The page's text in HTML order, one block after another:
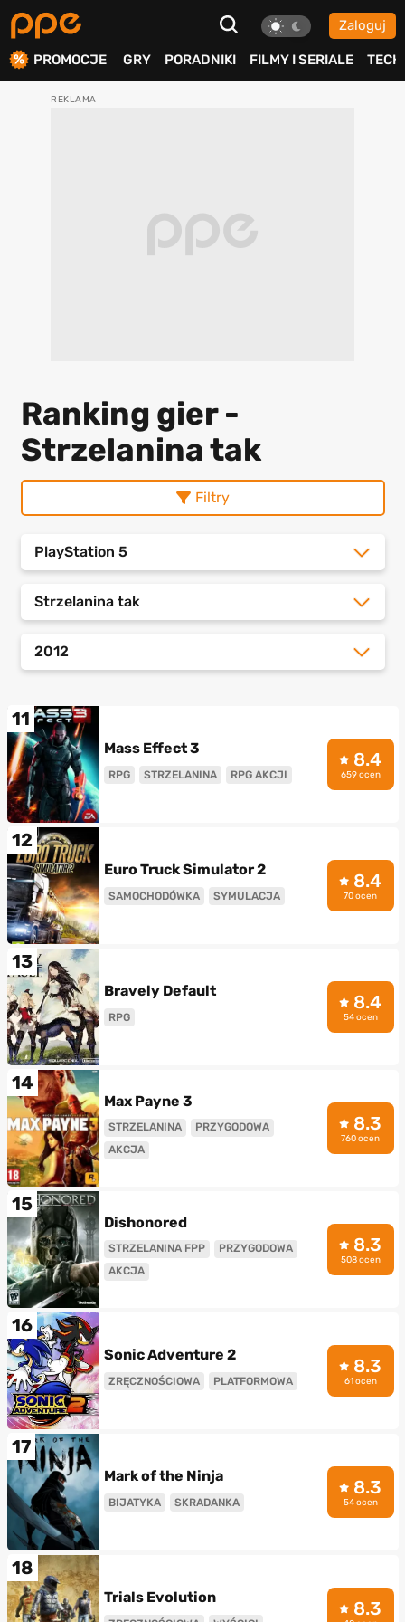
Zaloguj
PROMOCJE GRY PORADNIKI FILMY I SERIALE TECH
Ranking gier -
Strzelanina tak
Filtry
PlayStation 5
Strzelanina tak
2012
11
Mass Effect 3
RPG STRZELANINA RPG AKCJI
8.4
659 ocen
12
Euro Truck Simulator 2
SAMOCHODÓWKA SYMULACJA
8.4
70 ocen
13
Bravely Default
RPG
8.4
54 ocen
14
Max Payne 3
STRZELANINA
PRZYGODOWA
AKCJA
8.3
760 ocen
15
Dishonored
STRZELANINA FPP
PRZYGODOWA
AKCJA
8.3
508 ocen
16
Sonic Adventure 2
ZRĘCZNOŚCIOWA PLATFORMOWA
8.3
61 ocen
17
Mark of the Ninja
BIJATYKA SKRADANKA
8.3
54 ocen
18
Trials Evolution 8.3